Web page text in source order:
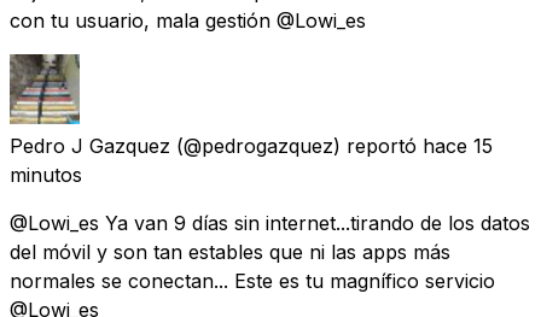
con tu usuario, mala gestión @Lowi_es
Pedro J Gazquez (@pedrogazquez) reportó hace 15
minutos
@Lowi_es Ya van 9 días sin internet...tirando de los datos
del móvil y son tan estables que ni las apps más
normales se conectan... Este es tu magnífico servicio
@Lowi_es